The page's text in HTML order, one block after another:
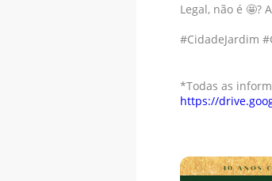
Legal, não é 🤩?
#CidadeJardim
*Todas as
https://